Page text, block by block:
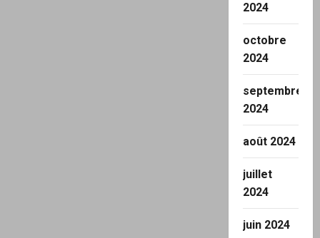
2024
octobre
2024
septembre
2024
août 2024
juillet
2024
juin 2024